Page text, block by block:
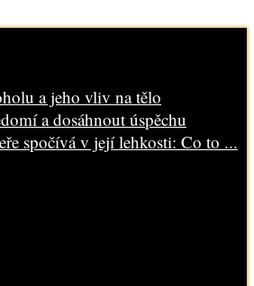
a jeho vliv na tělo
a dosáhnout úspěchu
spočívá v její lehkosti: Co to ...